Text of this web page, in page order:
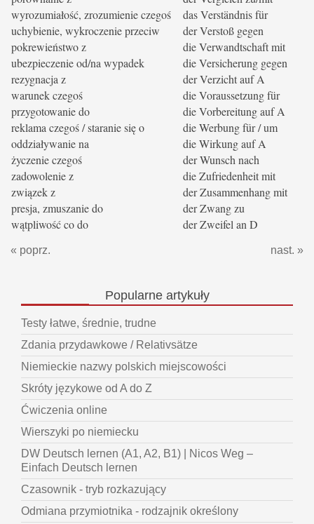
wyrozumiałość, zrozumienie czegoś
das Verständnis für
uchybienie, wykroczenie przeciw
der Verstoß gegen
pokrewieństwo z
die Verwandtschaft mit
ubezpieczenie od/na wypadek
die Versicherung gegen
rezygnacja z
der Verzicht auf A
warunek czegoś
die Voraussetzung für
przygotowanie do
die Vorbereitung auf A
reklama czegoś / staranie się o
die Werbung für / um
oddziaływanie na
die Wirkung auf A
życzenie czegoś
der Wunsch nach
zadowolenie z
die Zufriedenheit mit
związek z
der Zusammenhang mit
presja, zmuszanie do
der Zwang zu
wątpliwość co do
der Zweifel an D
« poprz. nast. »
Popularneartykuły
Testy łatwe, średnie, trudne
Zdania przydawkowe / Relativsätze
Niemieckie nazwy polskich miejscowości
Skróty językowe od A do Z
Ćwiczenia online
Wierszyki po niemiecku
DW Deutsch lernen (A1, A2, B1) | Nicos Weg –
Einfach Deutsch lernen
Czasownik - tryb rozkazujący
Odmiana przymiotnika - rodzajnik określony